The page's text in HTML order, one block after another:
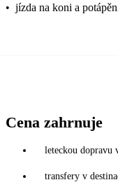
• jízda na koni a
Cena zahrnuje
leteckou dopravu
transfery v